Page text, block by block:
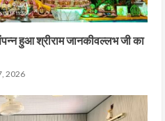
हुआ श्रीराम जानकीवल्लभ जी का
2026